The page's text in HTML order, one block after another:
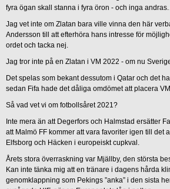
fyra ögan skall stanna i fyra öron - och inga
Jag vet inte om Zlatan bara ville vinna den här
Andersson till att efterhöra hans intresse för
ordet och tacka nej.
Jag tror inte på en Zlatan i VM 2022 - om nu
Det spelas som bekant dessutom i Qatar och det
sedan Fifa hade det dåliga omdömet att placera
Så vad vet vi om fotbollsåret 2021?
Inte mera än att Degerfors och Halmstad ersätter
att Malmö FF kommer att vara favoriter igen till det
Elfsborg och Häcken i europeiskt cupkval.
Årets stora överraskning var Mjällby, den största
Kan inte tänka mig att en tränare i dagens hårda
genomklappning som Pekings ”anka” i den sista